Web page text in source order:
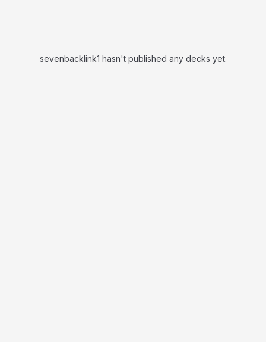
sevenbacklink1 hasn't published any decks yet.